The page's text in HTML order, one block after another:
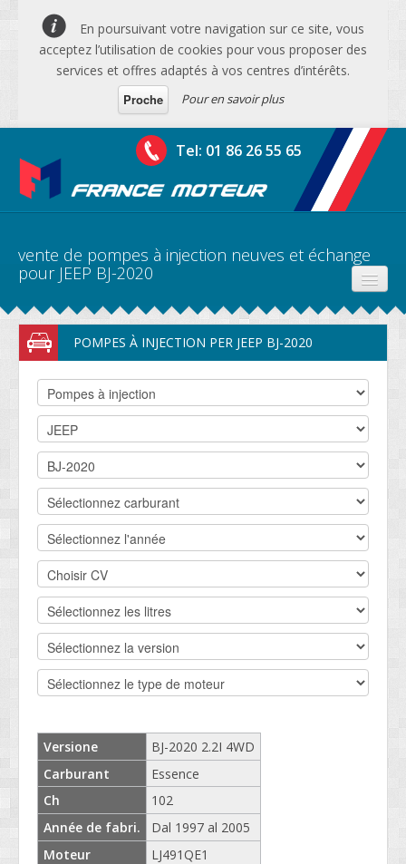
En poursuivant votre navigation sur ce site, vous
acceptez l’utilisation de cookies pour vous proposer des
services et offres adaptés à vos centres d’intérêts.
Proche
Pour en savoir plus
Tel: 01 86 26 55 65
vente de pompes à injection neuves et échange
pour JEEP BJ-2020
PRODUITS
DEVIS BV
CONTACT
SOCIETÉ
SERVICE CLIENTS
CONDITIONS
POMPES À INJECTION PER JEEP BJ-2020
Versione
Carburant
Ch
Année de fabri.
Moteur
BJ-2020 2.2I 4WD
Essence
102
Dal 1997 al 2005
LJ491QE1